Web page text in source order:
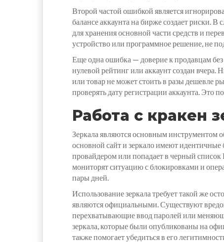
Второй частой ошибкой является
балансе аккаунта на бирже создает риски. В
для хранения основной части средств и
устройство или программное решение, не
Еще одна ошибка — доверие к продавцам без
нулевой рейтинг или аккаунт создан вчера.
или товар не может стоить в разы дешевле
проверять дату регистрации аккаунта. Это
Работа с кракен
Зеркала являются основным инструментом
основной сайт и зеркало имеют идентичные
провайдером или попадает в черный список
мониторят ситуацию с блокировками и
пары дней.
Использование зеркала требует такой же
являются официальными. Существуют
перехватывающие ввод паролей или
зеркала, которые были опубликованы на
также помогает убедиться в его